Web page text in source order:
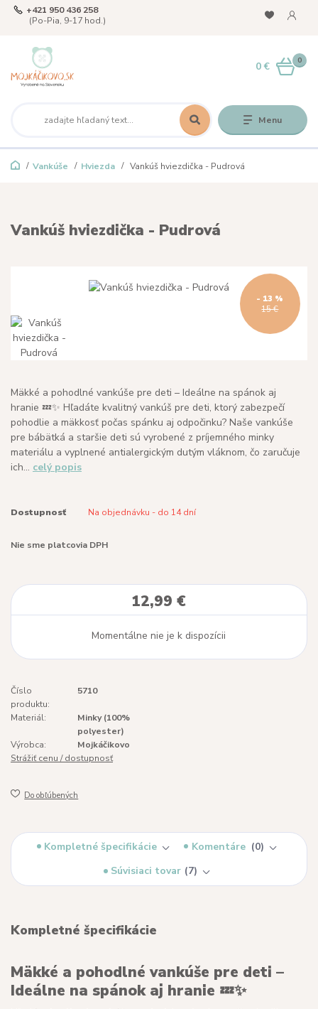
Menu
+421 950 436 258
(Po-Pia, 9-17 hod.)
0
0 €
Vankúše Hviezda Vankúš hviezdička - Pudrová
Vankúš hviezdička - Pudrová
15 €
- 13 %
Mäkké a pohodlné vankúše pre deti – Ideálne na spánok aj
hranie 💤✨ Hľadáte kvalitný vankúš pre deti, ktorý zabezpečí
pohodlie a mäkkosť počas spánku aj odpočinku? Naše vankúše
pre bábätká a staršie deti sú vyrobené z príjemného minky
materiálu a vyplnené antialergickým dutým vláknom, čo zaručuje
ich... celý popis
Dostupnosť Na objednávku - do 14 dní
Nie sme platcovia DPH
12,99 €
Momentálne nie je k dispozícii
Číslo
produktu:
5710
Materiál:
Minky (100%
polyester)
Výrobca:
Mojkáčikovo
Strážiť cenu / dostupnosť
Do obľúbených
Kompletné špecifikácie Komentáre
0
Súvisiaci tovar 7
Kompletné špecifikácie
Mäkké a pohodlné vankúše pre deti –
Ideálne na spánok aj hranie 💤✨